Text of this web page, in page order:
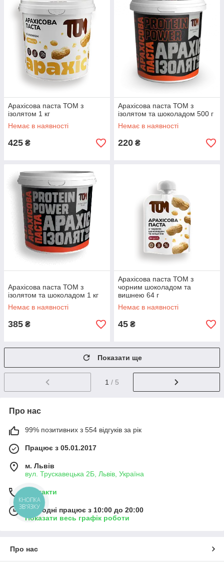
Арахісова паста ТОМ з
ізолятом 1 кг
Немає в наявності
425 ₴
Арахісова паста ТОМ з
ізолятом та шоколадом 500 г
Немає в наявності
220 ₴
Арахісова паста ТОМ з
ізолятом та шоколадом 1 кг
Немає в наявності
385 ₴
Арахісова паста ТОМ з
чорним шоколадом та
вишнею 64 г
Немає в наявності
45 ₴
Показати ще
1 / 5
Про нас
99% позитивних з 554 відгуків за рік
Працює з 05.01.2017
м. Львів
вул. Трускавецька 2Б, Львів, Україна
Контакти
Сьогодні працює з 10:00 до 20:00
Показати весь графік роботи
Про нас
КНОПКА
ЗВ'ЯЗКУ